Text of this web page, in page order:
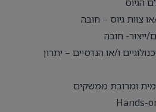
או צוות גיוס – חובה
ייצור- חובה
ו/או הנדסיים – יתרון
ומרובת ממשקים